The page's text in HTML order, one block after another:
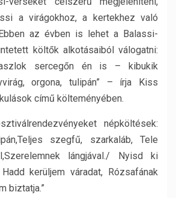
a virágokhoz, a kertekhez való
az évben is lehet a Balassi-
költők alkotásaiból válogatni:
sercegőn én is – kibukik
orgona, tulipán” – írja Kiss
című költeményében.
népköltések:
szegfű, szarkaláb, Tele
lángjával./ Nyisd ki
kerüljem váradat, Rózsafának
biztatja.”